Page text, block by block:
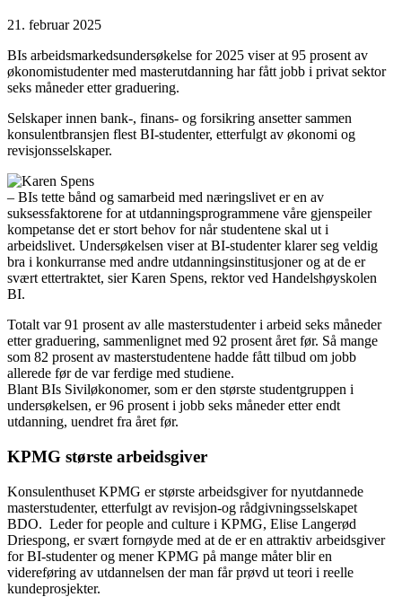
21. februar 2025
BIs arbeidsmarkedsundersøkelse for 2025 viser at 95 prosent av
økonomistudenter med masterutdanning har fått jobb i privat sektor
seks måneder etter graduering.
Selskaper innen bank-, finans- og forsikring ansetter sammen
konsulentbransjen flest BI-studenter, etterfulgt av økonomi og
revisjonsselskaper.
– BIs tette bånd og samarbeid med næringslivet er en av
suksessfaktorene for at utdanningsprogrammene våre gjenspeiler
kompetanse det er stort behov for når studentene skal ut i
arbeidslivet. Undersøkelsen viser at BI-studenter klarer seg veldig
bra i konkurranse med andre utdanningsinstitusjoner og at de er
svært ettertraktet, sier Karen Spens, rektor ved Handelshøyskolen
BI.
Totalt var 91 prosent av alle masterstudenter i arbeid seks måneder
etter graduering, sammenlignet med 92 prosent året før. Så mange
som 82 prosent av masterstudentene hadde fått tilbud om jobb
allerede før de var ferdige med studiene.
Blant BIs Siviløkonomer, som er den største studentgruppen i
undersøkelsen, er 96 prosent i jobb seks måneder etter endt
utdanning, uendret fra året før.
KPMG største arbeidsgiver
Konsulenthuset KPMG er største arbeidsgiver for nyutdannede
masterstudenter, etterfulgt av revisjon-og rådgivningsselskapet
BDO. Leder for people and culture i KPMG, Elise Langerød
Driespong, er svært fornøyde med at de er en attraktiv arbeidsgiver
for BI-studenter og mener KPMG på mange måter blir en
videreføring av utdannelsen der man får prøvd ut teori i reelle
kundeprosjekter.